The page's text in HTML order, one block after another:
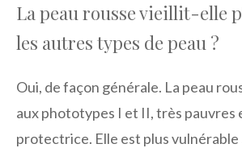
La peau rousse vieillit-elle
les autres types de peau ?
Oui, de façon générale. La peau
aux phototypes I et II, très pauvres
protectrice. Elle est plus vulnérable